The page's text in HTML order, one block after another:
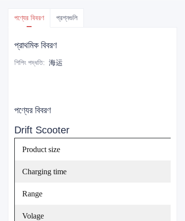
পণ্যের বিবরণ প্রশ্নগুলি
প্রাথমিক বিবরণ
শিপিং পদ্ধতি: 海运
পণ্যের বিবরণ
Drift Scooter
Product size
Charging time
Range
Volage